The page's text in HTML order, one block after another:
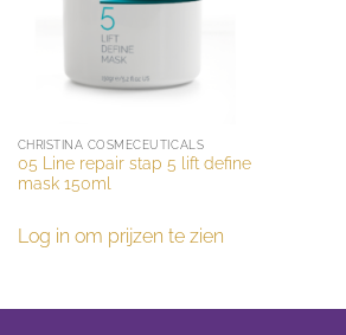
CHRISTINA COSMECEUTICALS
05 Line repair stap 5 lift define
mask 150ml
Log in om prijzen te zien